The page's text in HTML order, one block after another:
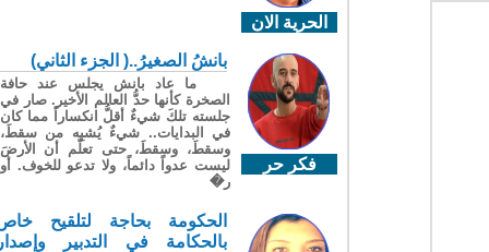
الحرية الان
فكر حر
بانشُ الصغيرُ..( الجزء الثاني)
ما عاد بانش يجلس عند حافة
الصخرة كأنها حدُّ العالم الأخير. صار في
جلسته تلكَ شيءٌ أقلُّ انكساراً مما كان
في البدايات.. شيءٌ يُشبِه من سقطَ،
وسقطَ، وسقطَ، حتى تعلّم أن الأرضَ
ليست عدواً دائماً، ولا تدعو للخوف. أو
ر�
الحكومة بحاجة لتلقيح خاص
بالحكامة في التدبير وإصدار